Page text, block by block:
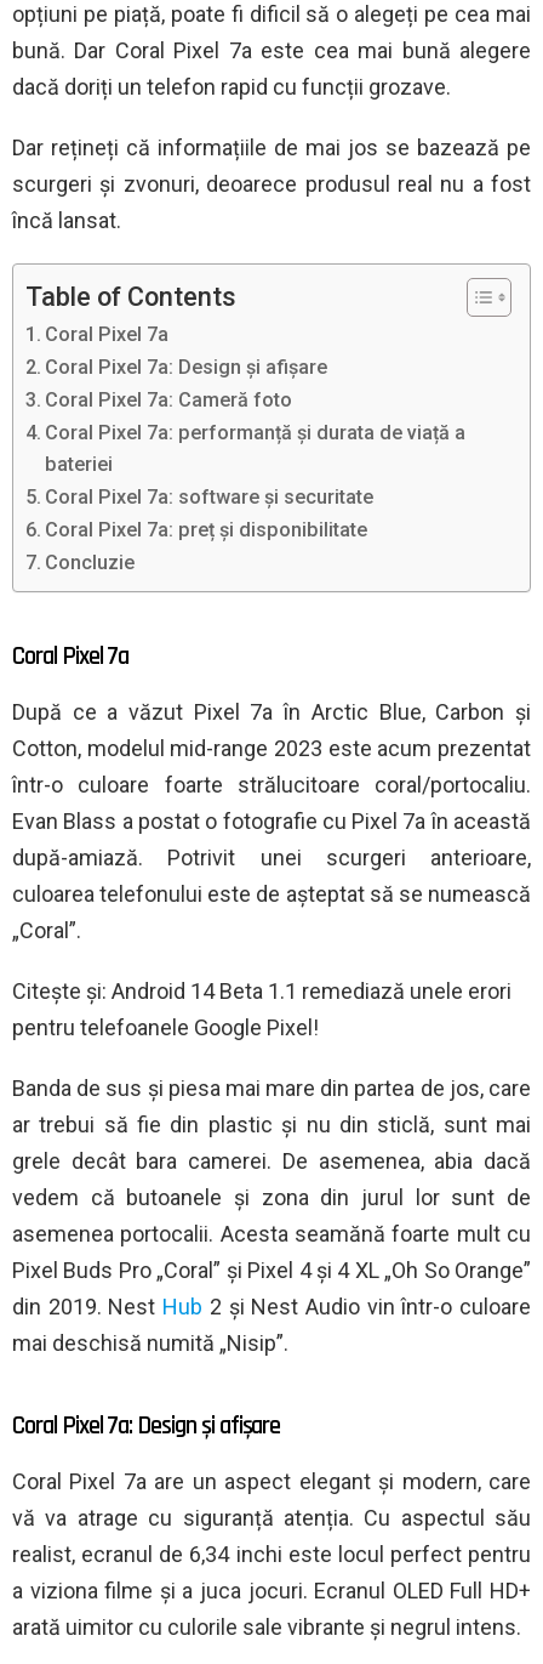
opțiuni pe piață, poate fi dificil să o alegeți pe cea mai
bună. Dar Coral Pixel 7a este cea mai bună alegere
dacă doriți un telefon rapid cu funcții grozave.
Dar rețineți că informațiile de mai jos se bazează pe
scurgeri și zvonuri, deoarece produsul real nu a fost
încă lansat.
Table of Contents
Coral Pixel 7a
Coral Pixel 7a: Design și afișare
Coral Pixel 7a: Cameră foto
Coral Pixel 7a: performanță și durata de viață a
bateriei
Coral Pixel 7a: software și securitate
Coral Pixel 7a: preț și disponibilitate
Concluzie
Coral Pixel 7a
După ce a văzut Pixel 7a în Arctic Blue, Carbon și
Cotton, modelul mid-range 2023 este acum prezentat
într-o culoare foarte strălucitoare coral/portocaliu.
Evan Blass a postat o fotografie cu Pixel 7a în această
după-amiază. Potrivit unei scurgeri anterioare,
culoarea telefonului este de așteptat să se numească
„Coral”.
Citește și: Android 14 Beta 1.1 remediază unele erori
pentru telefoanele Google Pixel!
Banda de sus și piesa mai mare din partea de jos, care
ar trebui să fie din plastic și nu din sticlă, sunt mai
grele decât bara camerei. De asemenea, abia dacă
vedem că butoanele și zona din jurul lor sunt de
asemenea portocalii. Acesta seamănă foarte mult cu
Pixel Buds Pro „Coral” și Pixel 4 și 4 XL „Oh So Orange”
din 2019. Nest Hub 2 și Nest Audio vin într-o culoare
mai deschisă numită „Nisip”.
Coral Pixel 7a: Design și afișare
Coral Pixel 7a are un aspect elegant și modern, care
vă va atrage cu siguranță atenția. Cu aspectul său
realist, ecranul de 6,34 inchi este locul perfect pentru
a viziona filme și a juca jocuri. Ecranul OLED Full HD+
arată uimitor cu culorile sale vibrante și negrul intens.